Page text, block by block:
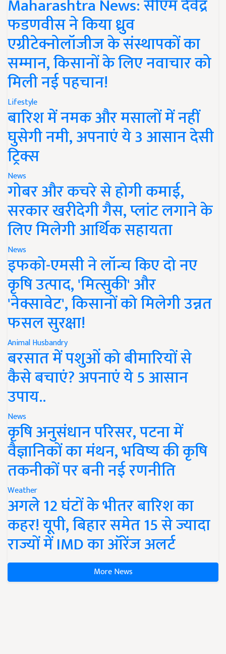
Maharashtra News: सीएम देवेंद्र
फडणवीस ने किया ध्रुव
एग्रीटेक्नोलॉजीज के संस्थापकों का
सम्मान, किसानों के लिए नवाचार को
मिली नई पहचान!
Lifestyle
बारिश में नमक और मसालों में नहीं
घुसेगी नमी, अपनाएं ये 3 आसान देसी
ट्रिक्स
News
गोबर और कचरे से होगी कमाई,
सरकार खरीदेगी गैस, प्लांट लगाने के
लिए मिलेगी आर्थिक सहायता
News
इफको-एमसी ने लॉन्च किए दो नए
कृषि उत्पाद, 'मित्सुकी' और
'नेक्सावेट', किसानों को मिलेगी उन्नत
फसल सुरक्षा!
Animal Husbandry
बरसात में पशुओं को बीमारियों से
कैसे बचाएं? अपनाएं ये 5 आसान
उपाय..
News
कृषि अनुसंधान परिसर, पटना में
वैज्ञानिकों का मंथन, भविष्य की कृषि
तकनीकों पर बनी नई रणनीति
Weather
अगले 12 घंटों के भीतर बारिश का
कहर! यूपी, बिहार समेत 15 से ज्यादा
राज्यों में IMD का ऑरेंज अलर्ट
More News